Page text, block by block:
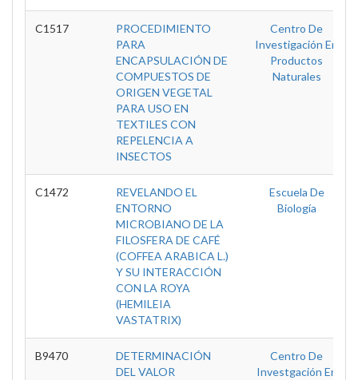
C1517
PROCEDIMIENTO
PARA
ENCAPSULACIÓN DE
COMPUESTOS DE
ORIGEN VEGETAL
PARA USO EN
TEXTILES CON
REPELENCIA A
INSECTOS
Centro De
Investigación En
Productos
Naturales
C1472
REVELANDO EL
ENTORNO
MICROBIANO DE LA
FILOSFERA DE CAFÉ
(COFFEA ARABICA L.)
Y SU INTERACCIÓN
CON LA ROYA
(HEMILEIA
VASTATRIX)
Escuela De
Biología
B9470
DETERMINACIÓN
DEL VALOR
Centro De
Investgación En